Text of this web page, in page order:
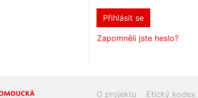
Přihlásit se
Zapomněli jste heslo?
O projektu Etický kodex